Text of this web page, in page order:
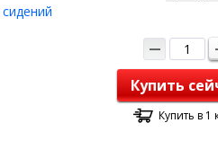
Купить
Купить в 1